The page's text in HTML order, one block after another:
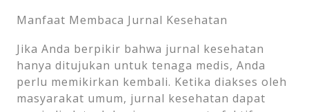
Manfaat Membaca Jurnal Kesehatan
Jika Anda berpikir bahwa jurnal kesehatan
hanya ditujukan untuk tenaga medis, Anda
perlu memikirkan kembali. Ketika diakses oleh
masyarakat umum, jurnal kesehatan dapat